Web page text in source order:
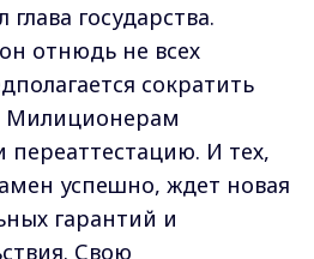
государства.
отнюдь не всех
сократить
Милиционерам
переаттестацию. И тех,
успешно, ждет новая
гарантий и
Свою